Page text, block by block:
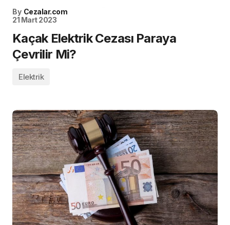
By Cezalar.com
21 Mart 2023
Kaçak Elektrik Cezası Paraya
Çevrilir Mi?
Elektrik